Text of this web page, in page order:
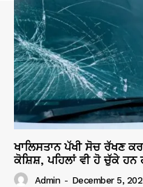
ਖਾਲਿਸਤਾਨ ਪੱਖੀ ਸੋਚ ਰੱਖਣ
ਕੋਸ਼ਿਸ਼, ਪਹਿਲਾਂ ਵੀ ਹੋ ਚੁੱਕੇ ਹਨ
Admin - December 5,